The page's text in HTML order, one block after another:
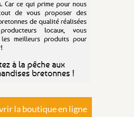
la boutique en ligne